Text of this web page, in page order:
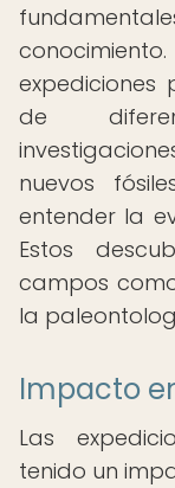
de
nuevos
entender la
Estos
campos
la
Impacto
Las
tenido un